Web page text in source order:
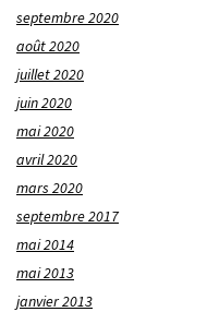
septembre 2020
août 2020
juillet 2020
juin 2020
mai 2020
avril 2020
mars 2020
septembre 2017
mai 2014
mai 2013
janvier 2013